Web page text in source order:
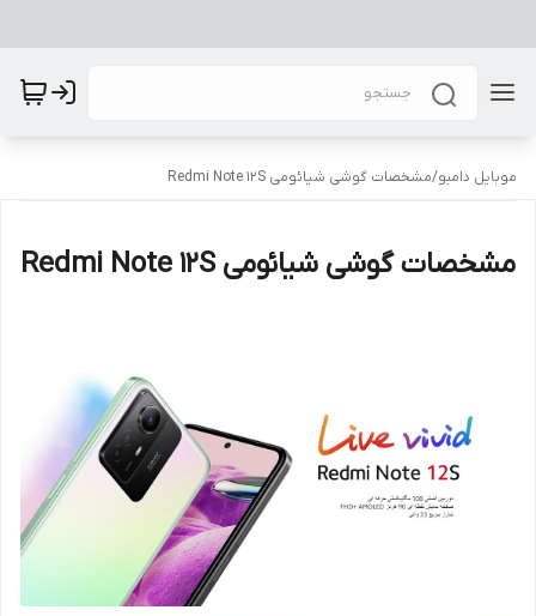
موبایل دامبو/مشخصات گوشی شیائومی Redmi Note 12S
مشخصات گوشی شیائومی Redmi Note 12S